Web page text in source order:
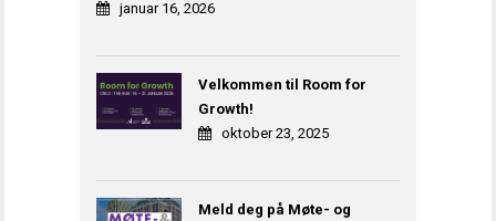
januar 16, 2026
Velkommen til Room for
Growth!
oktober 23, 2025
Meld deg på Møte- og